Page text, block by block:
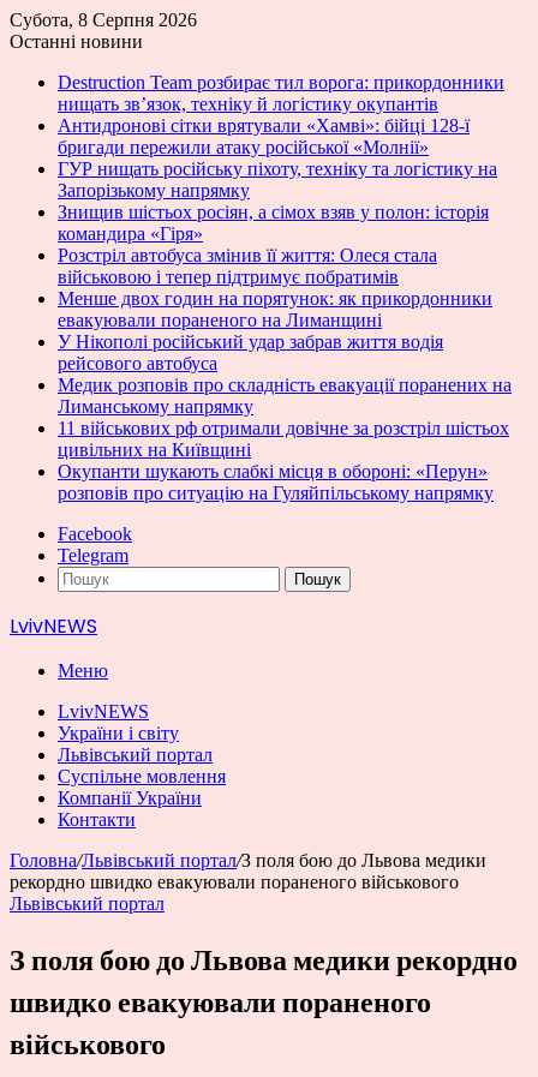
Субота, 8 Серпня 2026
Останні новини
Destruction Team розбирає тил ворога: прикордонники
нищать зв’язок, техніку й логістику окупантів
Антидронові сітки врятували «Хамві»: бійці 128-ї
бригади пережили атаку російської «Молнії»
ГУР нищать російську піхоту, техніку та логістику на
Запорізькому напрямку
Знищив шістьох росіян, а сімох взяв у полон: історія
командира «Гіря»
Розстріл автобуса змінив її життя: Олеся стала
військовою і тепер підтримує побратимів
Менше двох годин на порятунок: як прикордонники
евакуювали пораненого на Лиманщині
У Нікополі російський удар забрав життя водія
рейсового автобуса
Медик розповів про складність евакуації поранених на
Лиманському напрямку
11 військових рф отримали довічне за розстріл шістьох
цивільних на Київщині
Окупанти шукають слабкі місця в обороні: «Перун»
розповів про ситуацію на Гуляйпільському напрямку
Facebook
Telegram
Пошук
LvivNEWS
Меню
LvivNEWS
України і світу
Львівський портал
Суспільне мовлення
Компанії України
Контакти
Головна/Львівський портал/З поля бою до Львова медики
рекордно швидко евакуювали пораненого військового
Львівський портал
З поля бою до Львова медики рекордно
швидко евакуювали пораненого
військового